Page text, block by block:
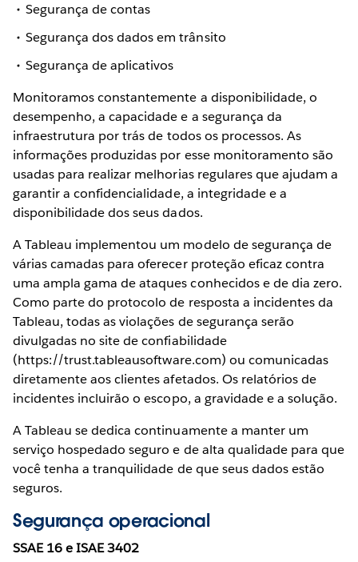
Segurança de contas
Segurança dos dados em trânsito
Segurança de aplicativos
Monitoramos constantemente a disponibilidade, o
desempenho, a capacidade e a segurança da
infraestrutura por trás de todos os processos. As
informações produzidas por esse monitoramento são
usadas para realizar melhorias regulares que ajudam a
garantir a confidencialidade, a integridade e a
disponibilidade dos seus dados.
A Tableau implementou um modelo de segurança de
várias camadas para oferecer proteção eficaz contra
uma ampla gama de ataques conhecidos e de dia zero.
Como parte do protocolo de resposta a incidentes da
Tableau, todas as violações de segurança serão
divulgadas no site de confiabilidade
(https://trust.tableausoftware.com) ou comunicadas
diretamente aos clientes afetados. Os relatórios de
incidentes incluirão o escopo, a gravidade e a solução.
A Tableau se dedica continuamente a manter um
serviço hospedado seguro e de alta qualidade para que
você tenha a tranquilidade de que seus dados estão
seguros.
Segurança operacional
SSAE 16 e ISAE 3402